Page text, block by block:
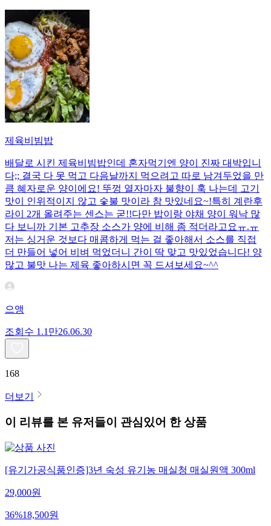
제육비빔밥
배달로 시킨 제육비빔밥인데 혼자먹기엔 양이 진짜 대박입니
다;; 결국 다 못 먹고 다음날까지 먹으려고 따로 남겨두었을 만
큼 혜자로운 양이에요! 뚜껑 열자마자 불향이 훅 나는데 고기
맛이 인위적이지 않고 숯불 맛이라 참 맛있네요~!특히 계란후
라이 2개 올려주는 센스는 굳!! ​다만 밥이랑 야채 양이 워낙 많
다 보니까 기본 고추장 소스가 양에 비해 좀 적더라고요ㅠ.ㅠ
저는 싱거운 것보다 매콤하게 먹는 걸 좋아해서 소스를 직접
더 만들어 넣어 비벼 먹었더니 간이 딱 맞고 맛있었습니다! 양
많고 불맛 나는 제육 좋아하시면 꼭 드셔보세요~^^
으앵
조회수 1.1만26.06.30
168
더보기
이 리뷰를 본 유저들이 관심있어 한 상품
[유기가공식품인증]3년 숙성 유기농 매실청 매실원액 300ml
29,000원
36%18,500원